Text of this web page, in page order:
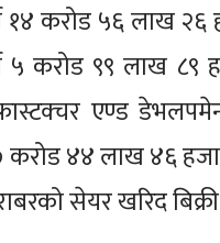
करोड ५६ लाख २६
५ करोड ९९ लाख ८९
एण्ड
करोड ४४ लाख ४६
सेयर खरिद